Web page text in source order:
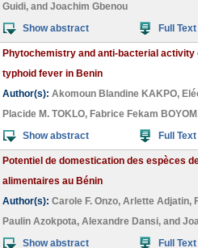
Guidi, and Joachim Gbenou
Show abstract
Full Text
Phytochemistry and anti-bacterial
typhoid fever in Benin
Author(s): Akomoun Blandine KAKPO,
Placide M. TOKLO, Fabrice Fekam BOYOM
Show abstract
Full Text
Potentiel de domestication des espèces
alimentaires au Bénin
Author(s): Carole F. Onzo, Arlette Adjatin,
Paulin Azokpota, Alexandre Dansi, and
Show abstract
Full Text